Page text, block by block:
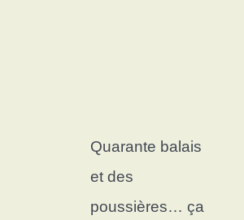
Quarante balais
et des
poussières… ça